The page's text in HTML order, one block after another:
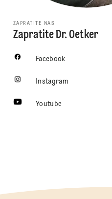
ZAPRATITE NAS
Zapratite Dr. Oetker
Facebook
Instagram
Youtube